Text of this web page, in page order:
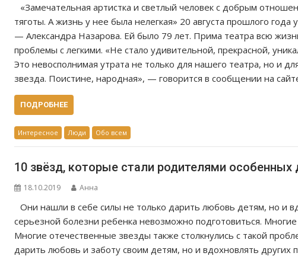
«Замечательная артистка и светлый человек с добрым
тяготы. А жизнь у нее была нелегкая» 20 августа прошлого года
— Александра Назарова. Ей было 79 лет. Прима театра всю
проблемы с легкими. «Не стало удивительной, прекрасной,
Это невосполнимая утрата не только для нашего театра, но и для
звезда. Поистине, народная», — говорится в сообщении на
ПОДРОБНЕЕ
Интересное Люди Обо всем
10 звёзд, которые стали родителями особенных
18.10.2019 Анна
Они нашли в себе силы не только дарить любовь детям, но и
серьезной болезни ребенка невозможно подготовиться.
Многие отечественные звезды также столкнулись с такой
дарить любовь и заботу своим детям, но и вдохновлять других